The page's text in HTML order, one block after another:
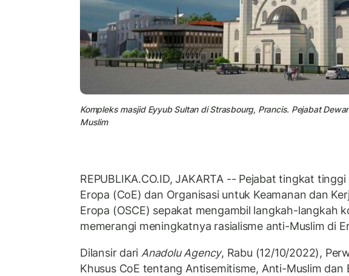
Kompleks masjid Eyyub Sultan di Strasbourg, Prancis. Pejabat
Muslim
REPUBLIKA.CO.ID, JAKARTA -- Pejabat tingkat
Eropa (CoE) dan Organisasi untuk Keamanan dan
Eropa (OSCE) sepakat mengambil langkah-langkah
memerangi meningkatnya rasialisme anti-Muslim di
Dilansir dari Anadolu Agency, Rabu (12/10/2022),
Khusus CoE tentang Antisemitisme, Anti-Muslim dan